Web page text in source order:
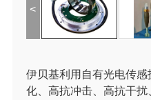
<
伊贝基利用自有光电传
化、高抗冲击、高抗干